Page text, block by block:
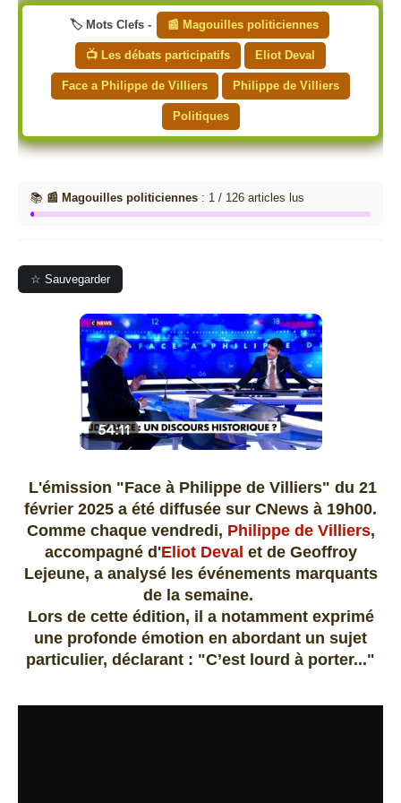
🏷️ Mots Clefs - 📰 Magouilles politiciennes
📺 Les débats participatifs Eliot Deval
Face a Philippe de Villiers Philippe de Villiers
Politiques
📚 📰 Magouilles politiciennes : 1 / 126 articles lus
☆ Sauvegarder
L'émission "Face à Philippe de Villiers" du 21
février 2025 a été diffusée sur CNews à 19h00.
Comme chaque vendredi, Philippe de Villiers,
accompagné d'Eliot Deval et de Geoffroy
Lejeune, a analysé les événements marquants
de la semaine.
Lors de cette édition, il a notamment exprimé
une profonde émotion en abordant un sujet
particulier, déclarant : "C’est lourd à porter..."